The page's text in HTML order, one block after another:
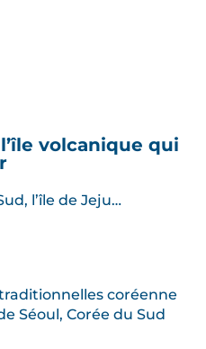
volcanique qui
l’île de Jeju…